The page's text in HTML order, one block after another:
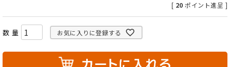
[ 20 ポイント進呈 ]
お気に入りに登録する